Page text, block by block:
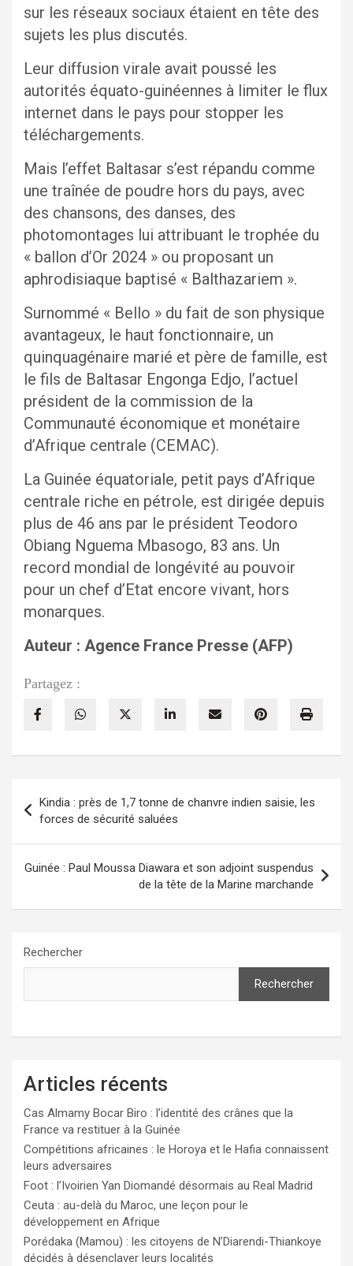
sur les réseaux sociaux étaient en tête des
sujets les plus discutés.
Leur diffusion virale avait poussé les
autorités équato-guinéennes à limiter le flux
internet dans le pays pour stopper les
téléchargements.
Mais l’effet Baltasar s’est répandu comme
une traînée de poudre hors du pays, avec
des chansons, des danses, des
photomontages lui attribuant le trophée du
« ballon d’Or 2024 » ou proposant un
aphrodisiaque baptisé « Balthazariem ».
Surnommé « Bello » du fait de son physique
avantageux, le haut fonctionnaire, un
quinquagénaire marié et père de famille, est
le fils de Baltasar Engonga Edjo, l’actuel
président de la commission de la
Communauté économique et monétaire
d’Afrique centrale (CEMAC).
La Guinée équatoriale, petit pays d’Afrique
centrale riche en pétrole, est dirigée depuis
plus de 46 ans par le président Teodoro
Obiang Nguema Mbasogo, 83 ans. Un
record mondial de longévité au pouvoir
pour un chef d’Etat encore vivant, hors
monarques.
Auteur : Agence France Presse (AFP)
Partagez :
de
l’article
Kindia : près de 1,7 tonne de chanvre indien saisie, les
forces de sécurité saluées
Guinée : Paul Moussa Diawara et son adjoint suspendus
de la tête de la Marine marchande
Rechercher
Rechercher
Articles récents
Cas Almamy Bocar Biro : l’identité des crânes que la
France va restituer à la Guinée
Compétitions africaines : le Horoya et le Hafia connaissent
leurs adversaires
Foot : l’Ivoirien Yan Diomandé désormais au Real Madrid
Ceuta : au-delà du Maroc, une leçon pour le
développement en Afrique
Porédaka (Mamou) : les citoyens de N’Diarendi-Thiankoye
décidés à désenclaver leurs localités